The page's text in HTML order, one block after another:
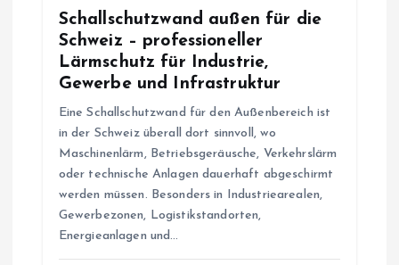
Schallschutzwand außen für die
Schweiz – professioneller
Lärmschutz für Industrie,
Gewerbe und Infrastruktur
Eine Schallschutzwand für den Außenbereich ist
in der Schweiz überall dort sinnvoll, wo
Maschinenlärm, Betriebsgeräusche, Verkehrslärm
oder technische Anlagen dauerhaft abgeschirmt
werden müssen. Besonders in Industriearealen,
Gewerbezonen, Logistikstandorten,
Energieanlagen und…